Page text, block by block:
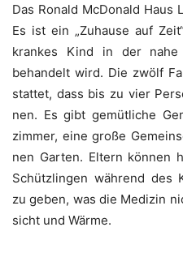
Das Ronald McDo­nald Haus
Es ist ein „Zuhau­se auf
kran­kes Kind in der nahe
behan­delt wird. Die zwölf
stat­tet, dass bis zu vier
nen. Es gibt gemüt­li­che
zim­mer, eine gro­ße
nen Gar­ten. Eltern kön­nen
Schütz­lin­gen wäh­rend des
zu geben, was die Medi­zin
sicht und Wärme.